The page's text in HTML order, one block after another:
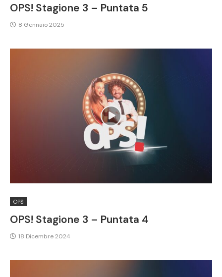
OPS! Stagione 3 – Puntata 5
8 Gennaio 2025
OPS
OPS! Stagione 3 – Puntata 4
18 Dicembre 2024